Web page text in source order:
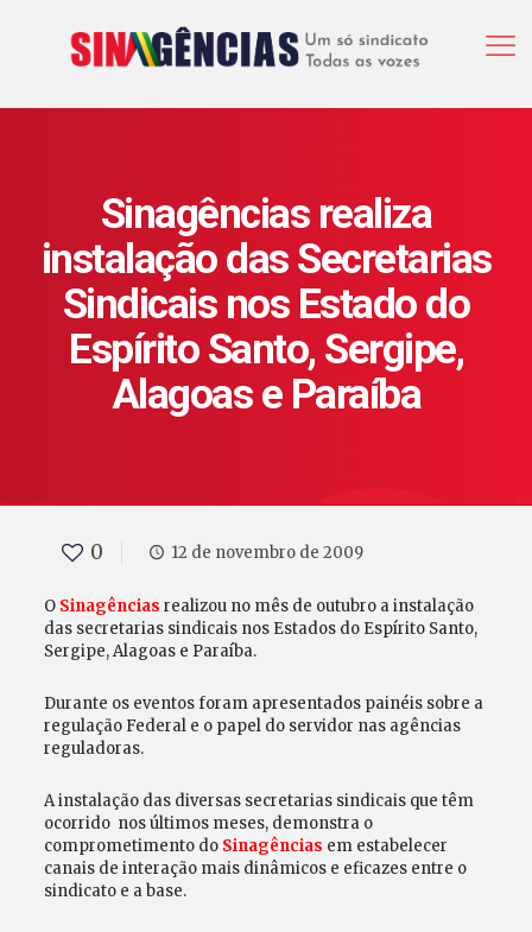
Sinagências realiza
instalação das Secretarias
Sindicais nos Estado do
Espírito Santo, Sergipe,
Alagoas e Paraíba
0 12 de novembro de 2009
O Sinagências realizou no mês de outubro a instalação
das secretarias sindicais nos Estados do Espírito Santo,
Sergipe, Alagoas e Paraíba.
Durante os eventos foram apresentados painéis sobre a
regulação Federal e o papel do servidor nas agências
reguladoras.
A instalação das diversas secretarias sindicais que têm
ocorrido nos últimos meses, demonstra o
comprometimento do Sinagências em estabelecer
canais de interação mais dinâmicos e eficazes entre o
sindicato e a base.